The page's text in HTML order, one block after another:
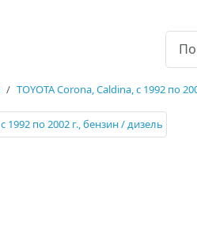
TOYOTA Corona, Caldina, с 1992 по